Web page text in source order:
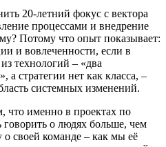
20-летний фокус с вектора
процессами и внедрение
Потому что опыт показывает:
и вовлеченности, если в
технологий – «два
а стратегии нет как класса, –
системных изменений.
что именно в проектах по
о людях больше, чем
о своей команде – как мы её